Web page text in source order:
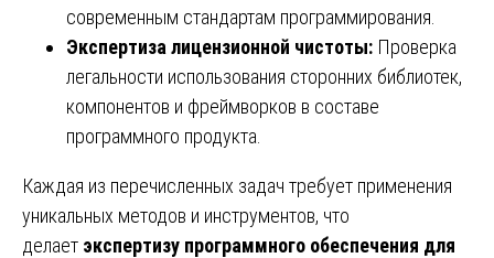
современным стандартам программирования.
Экспертиза лицензионной чистоты: Проверка
легальности использования сторонних библиотек,
компонентов и фреймворков в составе
программного продукта.
Каждая из перечисленных задач требует применения
уникальных методов и инструментов, что
делает экспертизу программного обеспечения для